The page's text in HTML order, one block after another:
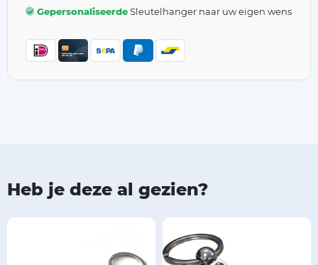
GepersonaliseerdeSleutelhanger naar uw eigen wens
Heb je deze al gezien?